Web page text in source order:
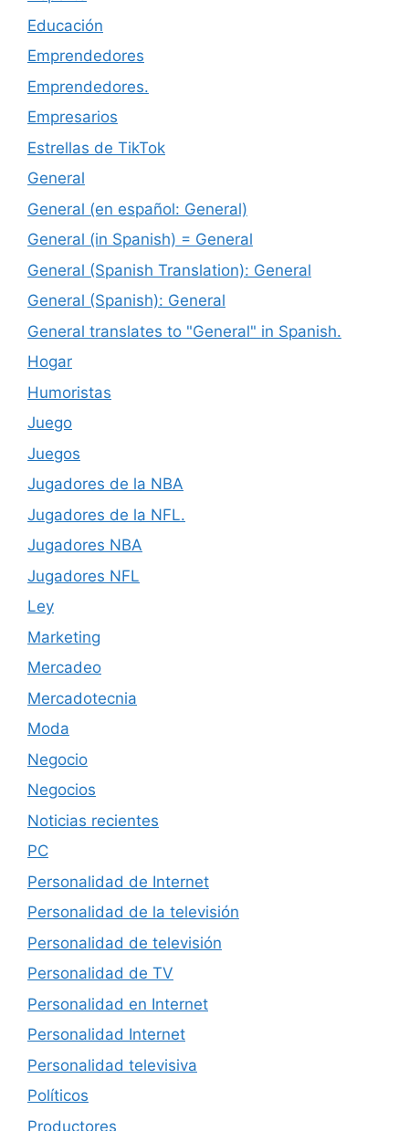
Educación
Emprendedores
Emprendedores.
Empresarios
Estrellas de TikTok
General
General (en español: General)
General (in Spanish) = General
General (Spanish Translation): General
General (Spanish): General
General translates to "General" in Spanish.
Hogar
Humoristas
Juego
Juegos
Jugadores de la NBA
Jugadores de la NFL.
Jugadores NBA
Jugadores NFL
Ley
Marketing
Mercadeo
Mercadotecnia
Moda
Negocio
Negocios
Noticias recientes
PC
Personalidad de Internet
Personalidad de la televisión
Personalidad de televisión
Personalidad de TV
Personalidad en Internet
Personalidad Internet
Personalidad televisiva
Políticos
Productores